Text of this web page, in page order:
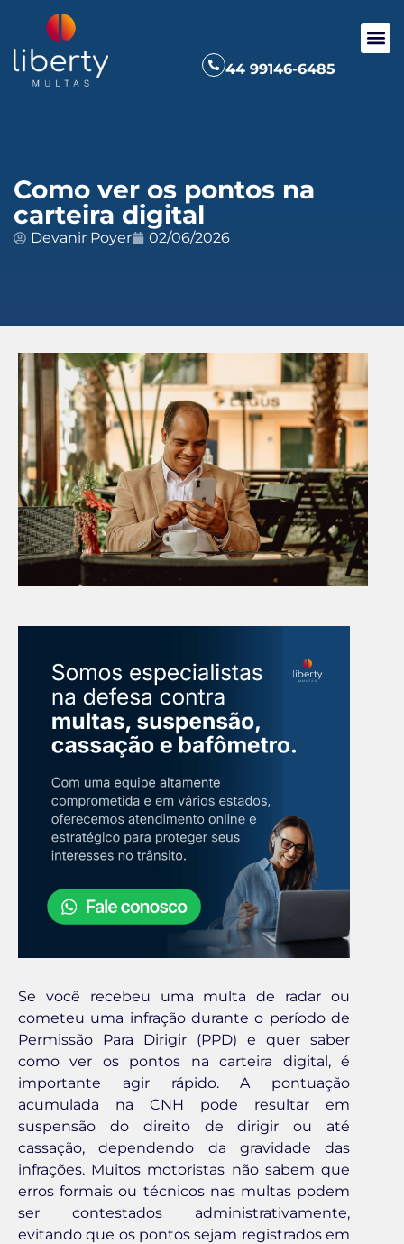
44 99146-6485
Como ver os pontos na
carteira digital
Devanir Poyer 02/06/2026
Se você recebeu uma multa de radar ou
cometeu uma infração durante o período de
Permissão Para Dirigir (PPD) e quer saber
como ver os pontos na carteira digital, é
importante agir rápido. A pontuação
acumulada na CNH pode resultar em
suspensão do direito de dirigir ou até
cassação, dependendo da gravidade das
infrações. Muitos motoristas não sabem que
erros formais ou técnicos nas multas podem
ser contestados administrativamente,
evitando que os pontos sejam registrados em